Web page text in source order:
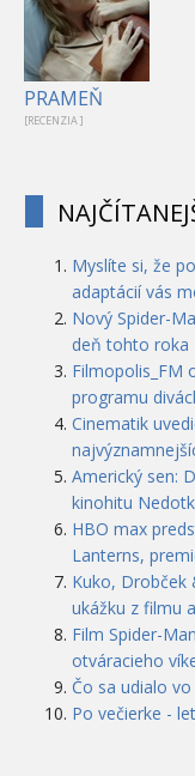
PRAMEŇ
[RECENZIA ]
Myslíte si, že
adaptácií vás
Nový Spider-
deň tohto roka
Filmopolis_FM
programu
Cinematik
Americký sen:
kinohitu
HBO max
Lanterns,
Kuko, Drobček
ukážku z filmu
Film Spider-
otváracieho
Čo sa udialo
Po večierke -